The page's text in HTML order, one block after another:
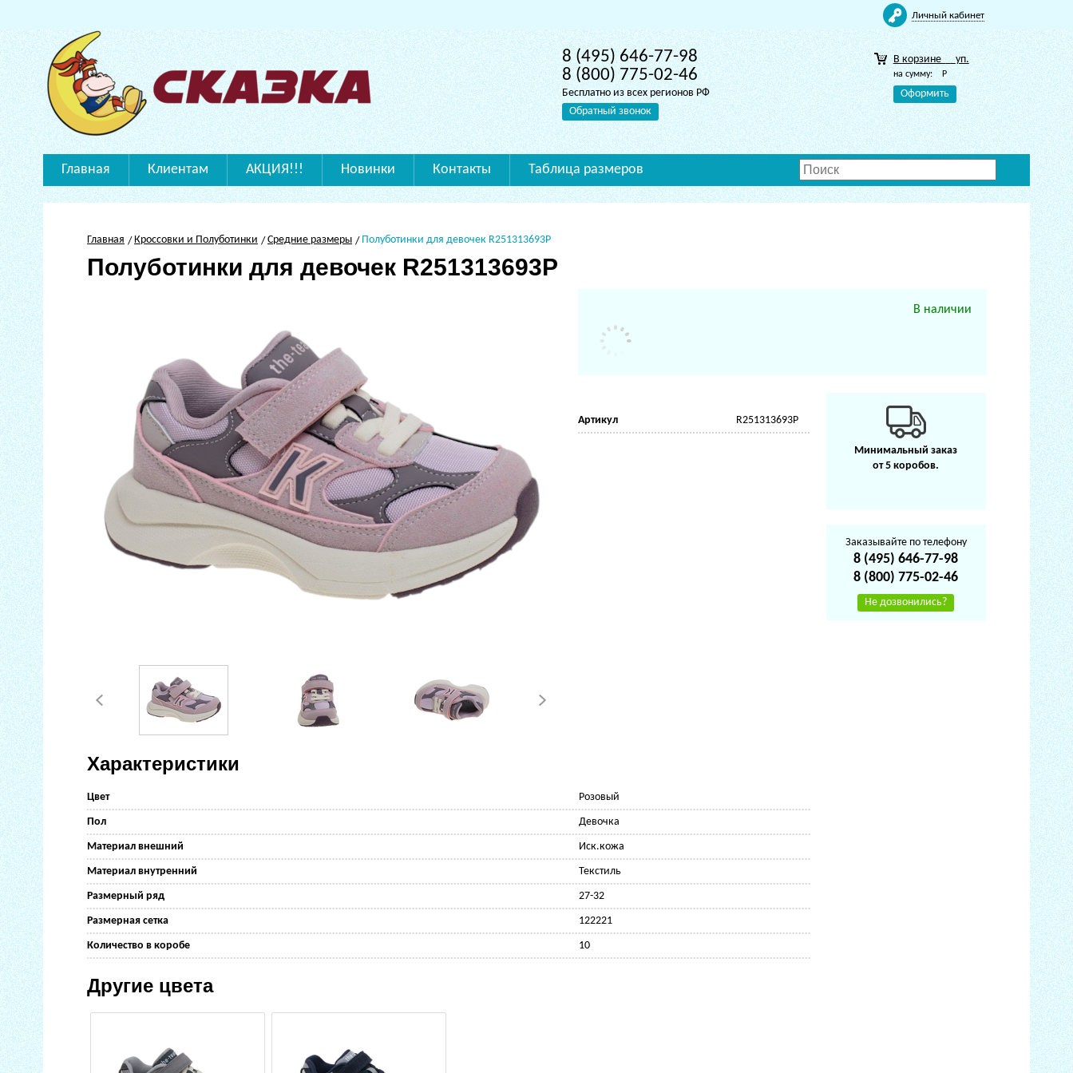
Личный кабинет
8 (495) 646-77-98
8 (800) 775-02-46
Бесплатно из всех регионов РФ
Обратный звонок
В корзине уп.
на сумму: Р
Оформить
Главная Клиентам АКЦИЯ!!! Новинки Контакты Таблица размеров
Главная Кроссовки и Полуботинки Средние размеры Полуботинки для девочек R251313693P
Полуботинки для девочек R251313693P
В наличии
Артикул R251313693P
Характеристики
Цвет Розовый
Пол Девочка
Материал внешний Иск.кожа
Материал внутренний Текстиль
Размерный ряд 27-32
Размерная сетка 122221
Количество в коробе 10
Другие цвета
Минимальный заказ
от 5 коробов.
Заказывайте по телефону
8 (495) 646-77-98
8 (800) 775-02-46
Не дозвонились?